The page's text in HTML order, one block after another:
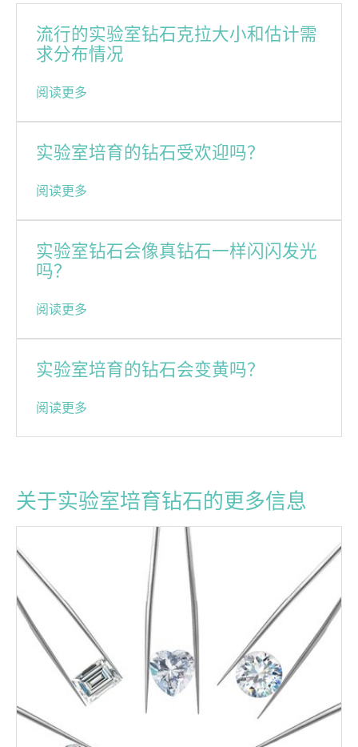
流行的实验室钻石克拉大小和估计需
求分布情况
阅读更多
实验室培育的钻石受欢迎吗？
阅读更多
实验室钻石会像真钻石一样闪闪发光
吗？
阅读更多
实验室培育的钻石会变黄吗？
阅读更多
关于实验室培育钻石的更多信息